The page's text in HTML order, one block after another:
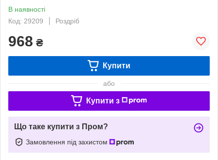
В наявності
Код: 29209
Роздріб
968 ₴
Купити
або
Купити з
Що таке купити з Пром?
Замовлення під захистом